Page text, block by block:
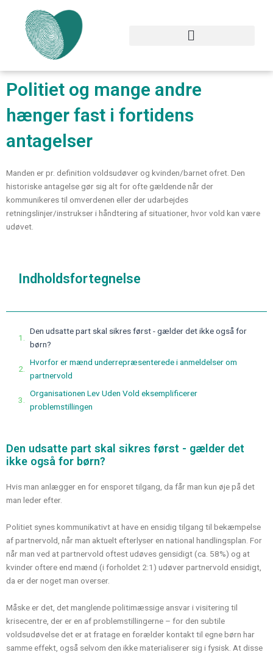
indholdet
Politiet og mange andre
hænger fast i fortidens
antagelser
Manden er pr. definition voldsudøver og kvinden/barnet ofret. Den
historiske antagelse gør sig alt for ofte gældende når der
kommunikeres til omverdenen eller der udarbejdes
retningslinjer/instrukser i håndtering af situationer, hvor vold kan være
udøvet.
Indholdsfortegnelse
Den udsatte part skal sikres først - gælder det ikke også for
børn?
Hvorfor er mænd underrepræsenterede i anmeldelser om
partnervold
Organisationen Lev Uden Vold eksemplificerer
problemstillingen
Den udsatte part skal sikres først - gælder det
ikke også for børn?
Hvis man anlægger en for ensporet tilgang, da får man kun øje på det
man leder efter.
Politiet synes kommunikativt at have en ensidig tilgang til bekæmpelse
af partnervold, når man aktuelt efterlyser en national handlingsplan. For
når man ved at partnervold oftest udøves gensidigt (ca. 58%) og at
kvinder oftere end mænd (i forholdet 2:1) udøver partnervold ensidigt,
da er der noget man overser.
Måske er det, det manglende politimæssige ansvar i visitering til
krisecentre, der er en af problemstillingerne – for den subtile
voldsudøvelse det er at fratage en forælder kontakt til egne børn har
samme effekt, også selvom den ikke materialiserer sig i fysisk. At disse